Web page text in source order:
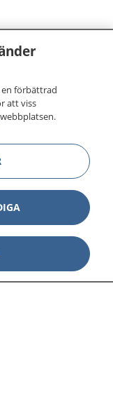
en förbättrad
att viss